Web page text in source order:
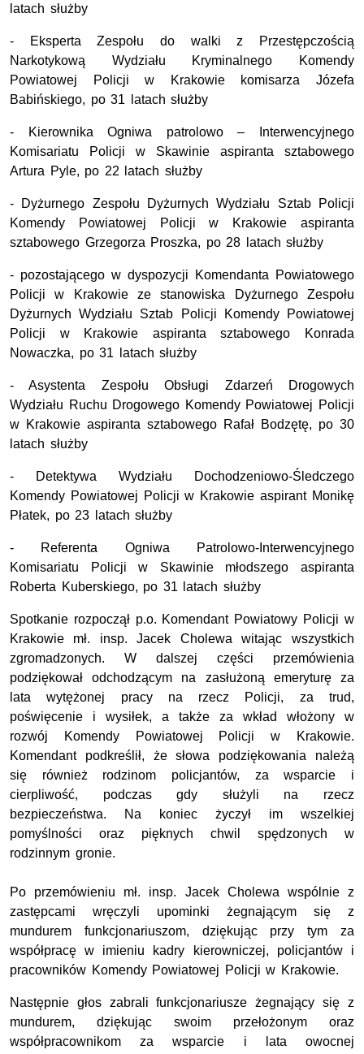
latach służby
- Eksperta Zespołu do walki z Przestępczością
Narkotykową Wydziału Kryminalnego Komendy
Powiatowej Policji w Krakowie komisarza Józefa
Babińskiego, po 31 latach służby
- Kierownika Ogniwa patrolowo – Interwencyjnego
Komisariatu Policji w Skawinie aspiranta sztabowego
Artura Pyle, po 22 latach służby
- Dyżurnego Zespołu Dyżurnych Wydziału Sztab Policji
Komendy Powiatowej Policji w Krakowie aspiranta
sztabowego Grzegorza Proszka, po 28 latach służby
- pozostającego w dyspozycji Komendanta Powiatowego
Policji w Krakowie ze stanowiska Dyżurnego Zespołu
Dyżurnych Wydziału Sztab Policji Komendy Powiatowej
Policji w Krakowie aspiranta sztabowego Konrada
Nowaczka, po 31 latach służby
- Asystenta Zespołu Obsługi Zdarzeń Drogowych
Wydziału Ruchu Drogowego Komendy Powiatowej Policji
w Krakowie aspiranta sztabowego Rafał Bodzętę, po 30
latach służby
- Detektywa Wydziału Dochodzeniowo-Śledczego
Komendy Powiatowej Policji w Krakowie aspirant Monikę
Płatek, po 23 latach służby
- Referenta Ogniwa Patrolowo-Interwencyjnego
Komisariatu Policji w Skawinie młodszego aspiranta
Roberta Kuberskiego, po 31 latach służby
Spotkanie rozpoczął p.o. Komendant Powiatowy Policji w
Krakowie mł. insp. Jacek Cholewa witając wszystkich
zgromadzonych. W dalszej części przemówienia
podziękował odchodzącym na zasłużoną emeryturę za
lata wytężonej pracy na rzecz Policji, za trud,
poświęcenie i wysiłek, a także za wkład włożony w
rozwój Komendy Powiatowej Policji w Krakowie.
Komendant podkreślił, że słowa podziękowania należą
się również rodzinom policjantów, za wsparcie i
cierpliwość, podczas gdy służyli na rzecz
bezpieczeństwa. Na koniec życzył im wszelkiej
pomyślności oraz pięknych chwil spędzonych w
rodzinnym gronie.
Po przemówieniu mł. insp. Jacek Cholewa wspólnie z
zastępcami wręczyli upominki żegnającym się z
mundurem funkcjonariuszom, dziękując przy tym za
współpracę w imieniu kadry kierowniczej, policjantów i
pracowników Komendy Powiatowej Policji w Krakowie.
Następnie głos zabrali funkcjonariusze żegnający się z
mundurem, dziękując swoim przełożonym oraz
współpracownikom za wsparcie i lata owocnej